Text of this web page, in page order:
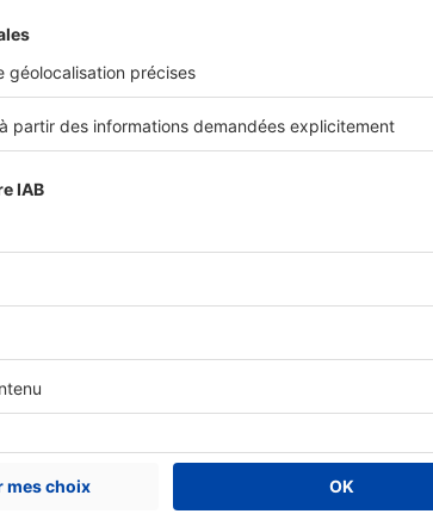
de l'agence
de conseils expert immobilier